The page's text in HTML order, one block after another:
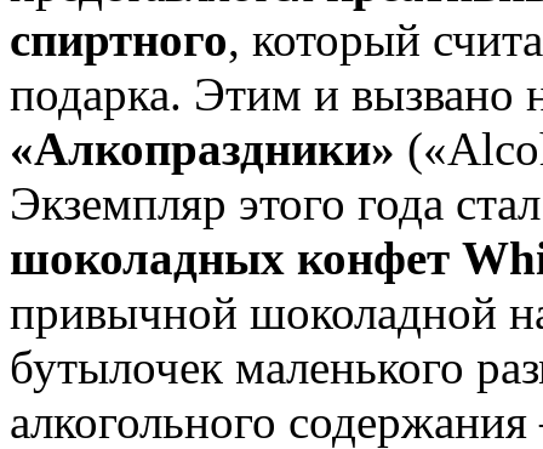
спиртного, который
подарка. Этим и вызвано
«Алкопраздники»
Экземпляр этого года
шоколадных конфет
привычной шоколадной
бутылочек маленького
алкогольного